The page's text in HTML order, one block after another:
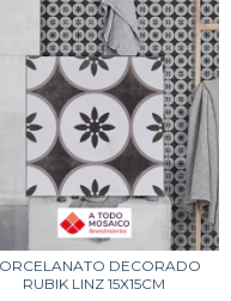
DECORADO
RUBIK LINZ 15X15CM